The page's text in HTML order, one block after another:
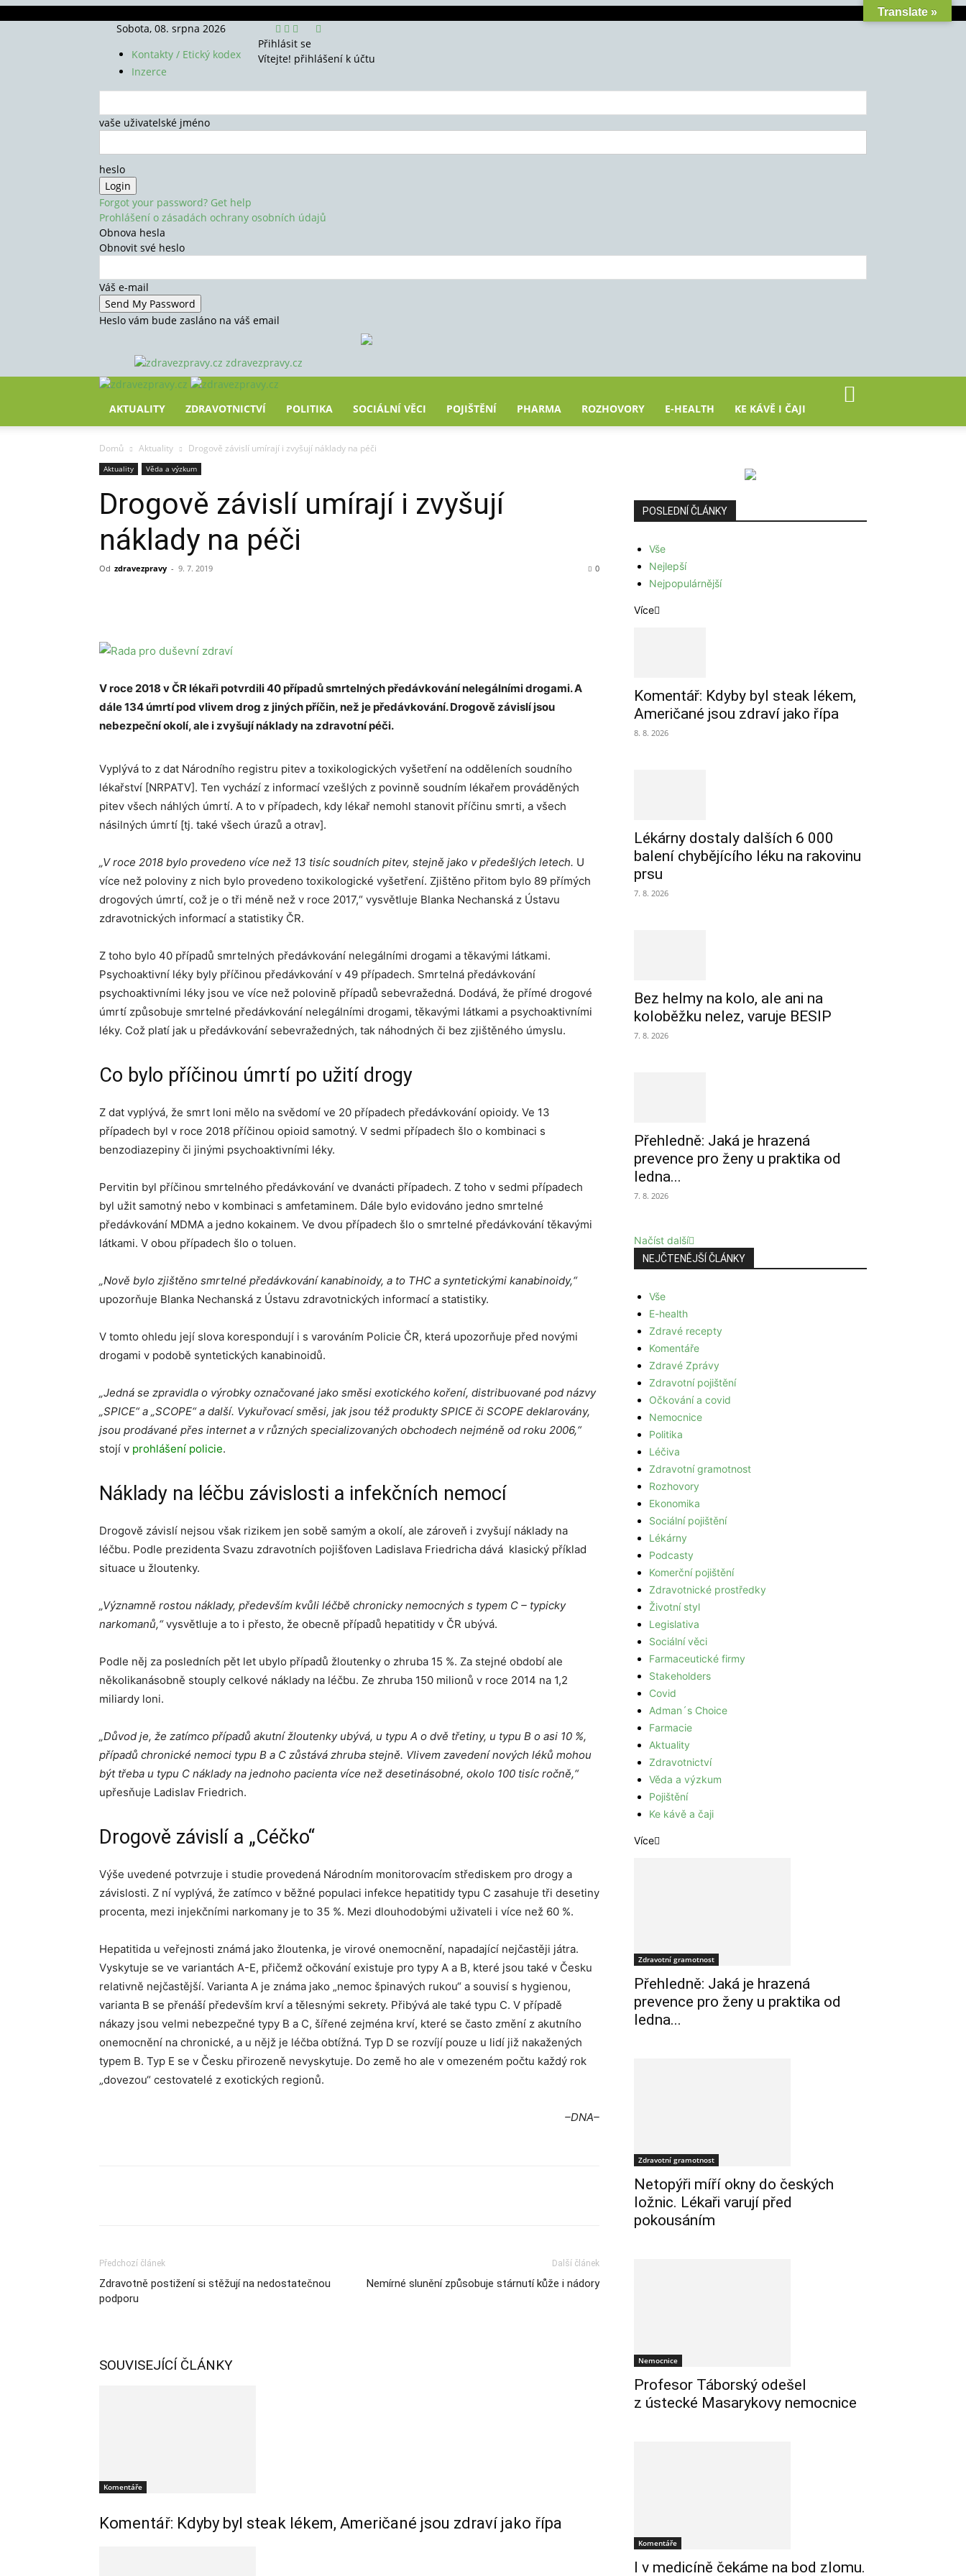
Sobota, 08. srpna 2026
Kontakty / Etický kodex
Inzerce
Přihlásit se
Vítejte! přihlášení k účtu
vaše uživatelské jméno
heslo
Forgot your password? Get help
Prohlášení o zásadách ochrany osobních údajů
Obnova hesla
Obnovit své heslo
Váš e-mail
Heslo vám bude zasláno na váš email
zdravezpravy.cz
AKTUALITY ZDRAVOTNICTVÍ POLITIKA SOCIÁLNÍ VĚCI POJIŠTĚNÍ PHARMA ROZHOVORY E-HEALTH KE KÁVĚ I ČAJI
Domů Aktuality Drogově závislí umírají i zvyšují náklady na péči
Aktuality Věda a výzkum
Drogově závislí umírají i zvyšují
náklady na péči
Od zdravezpravy - 9. 7. 2019 0
V roce 2018 v ČR lékaři potvrdili 40 případů smrtelných předávkování nelegálními drogami. A
dále 134 úmrtí pod vlivem drog z jiných příčin, než je předávkování. Drogově závislí jsou
nebezpeční okolí, ale i zvyšují náklady na zdravotní péči.
Vyplývá to z dat Národního registru pitev a toxikologických vyšetření na odděleních soudního
lékařství [NRPATV]. Ten vychází z informací vzešlých z povinně soudním lékařem prováděných
pitev všech náhlých úmrtí. A to v případech, kdy lékař nemohl stanovit příčinu smrti, a všech
násilných úmrtí [tj. také všech úrazů a otrav].
„V roce 2018 bylo provedeno více než 13 tisíc soudních pitev, stejně jako v předešlých letech. U
více než poloviny z nich bylo provedeno toxikologické vyšetření. Zjištěno přitom bylo 89 přímých
drogových úmrtí, což je o tři méně než v roce 2017,“ vysvětluje Blanka Nechanská z Ústavu
zdravotnických informací a statistiky ČR.
Z toho bylo 40 případů smrtelných předávkování nelegálními drogami a těkavými látkami.
Psychoaktivní léky byly příčinou předávkování v 49 případech. Smrtelná předávkování
psychoaktivními léky jsou ve více než polovině případů sebevražedná. Dodává, že přímé drogové
úmrtí způsobuje smrtelné předávkování nelegálními drogami, těkavými látkami a psychoaktivními
léky. Což platí jak u předávkování sebevražedných, tak náhodných či bez zjištěného úmyslu.
Co bylo příčinou úmrtí po užití drogy
Z dat vyplývá, že smrt loni mělo na svědomí ve 20 případech předávkování opioidy. Ve 13
případech byl v roce 2018 příčinou opioid samotný. V sedmi případech šlo o kombinaci s
benzodiazepiny či jinými psychoaktivními léky.
Pervitin byl příčinou smrtelného předávkování ve dvanácti případech. Z toho v sedmi případech
byl užit samotný nebo v kombinaci s amfetaminem. Dále bylo evidováno jedno smrtelné
předávkování MDMA a jedno kokainem. Ve dvou případech šlo o smrtelné předávkování těkavými
látkami. V obou případech šlo o toluen.
„Nově bylo zjištěno smrtelné předávkování kanabinoidy, a to THC a syntetickými kanabinoidy,“
upozorňuje Blanka Nechanská z Ústavu zdravotnických informací a statistiky.
V tomto ohledu její slova korespondují i s varováním Policie ČR, která upozorňuje před novými
drogami v podobě syntetických kanabinoidů.
„Jedná se zpravidla o výrobky označované jako směsi exotického koření, distribuované pod názvy
„SPICE“ a „SCOPE“ a další. Vykuřovací směsi, jak jsou též produkty SPICE či SCOPE deklarovány,
jsou prodávané přes internet a v různých specializovaných obchodech nejméně od roku 2006,“
stojí v prohlášení policie.
Náklady na léčbu závislosti a infekčních nemocí
Drogově závislí nejsou však rizikem jen sobě samým a okolí, ale zároveň i zvyšují náklady na
léčbu. Podle prezidenta Svazu zdravotních pojišťoven Ladislava Friedricha dává klasický příklad
situace u žloutenky.
„Významně rostou náklady, především kvůli léčbě chronicky nemocných s typem C – typicky
narkomanů,“vysvětluje a to i přesto, že obecně případů hepatitidy v ČR ubývá.
Podle něj za posledních pět let ubylo případů žloutenky o zhruba 15 %. Za stejné období ale
několikanásobně stouply celkové náklady na léčbu. Ze zhruba 150 milionů v roce 2014 na 1,2
miliardy loni.
„Důvod je, že zatímco případů akutní žloutenky ubývá, u typu A o dvě třetiny, u typu B o asi 10 %,
případů chronické nemoci typu B a C zůstává zhruba stejně. Vlivem zavedení nových léků mohou
být třeba u typu C náklady na jednoho pacienta více než desetinásobné, okolo 100 tisíc ročně,“
upřesňuje Ladislav Friedrich.
Drogově závislí a „Céčko“
Výše uvedené potvrzuje i studie provedená Národním monitorovacím střediskem pro drogy a
závislosti. Z ní vyplývá, že zatímco v běžné populaci infekce hepatitidy typu C zasahuje tři desetiny
procenta, mezi injekčními narkomany je to 35 %. Mezi dlouhodobými uživateli i více než 60 %.
Hepatitida u veřejnosti známá jako žloutenka, je virové onemocnění, napadající nejčastěji játra.
Vyskytuje se ve variantách A-E, přičemž očkování existuje pro typy A a B, které jsou také v Česku
relativně nejčastější. Varianta A je známa jako „nemoc špinavých rukou“ a souvisí s hygienou,
varianta B se přenáší především krví a tělesnými sekrety. Přibývá ale také typu C. V případě
nákazy jsou velmi nebezpečné typy B a C, šířené zejména krví, které se často změní z akutního
onemocnění na chronické, a u nějž je léčba obtížná. Typ D se rozvíjí pouze u lidí již nakažených
typem B. Typ E se v Česku přirozeně nevyskytuje. Do země ho ale v omezeném počtu každý rok
„dovezou“ cestovatelé z exotických regionů.
–DNA–
Předchozí článek
Zdravotně postižení si stěžují na nedostatečnou
podporu
Další článek
Nemírné slunění způsobuje stárnutí kůže i nádory
SOUVISEJÍCÍ ČLÁNKY
Komentáře
Komentář: Kdyby byl steak lékem, Američané jsou zdraví jako řípa
POSLEDNÍ ČLÁNKY
Vše
Nejlepší
Nejpopulárnější
Více
Komentář: Kdyby byl steak lékem,
Američané jsou zdraví jako řípa
8. 8. 2026
Lékárny dostaly dalších 6 000
balení chybějícího léku na rakovinu
prsu
7. 8. 2026
Bez helmy na kolo, ale ani na
koloběžku nelez, varuje BESIP
7. 8. 2026
Přehledně: Jaká je hrazená
prevence pro ženy u praktika od
ledna...
7. 8. 2026
Načíst další
NEJČTENĚJŠÍ ČLÁNKY
Vše
E-health
Zdravé recepty
Komentáře
Zdravé Zprávy
Zdravotní pojištění
Očkování a covid
Nemocnice
Politika
Léčiva
Zdravotní gramotnost
Rozhovory
Ekonomika
Sociální pojištění
Lékárny
Podcasty
Komerční pojištění
Zdravotnické prostředky
Životní styl
Legislativa
Sociální věci
Farmaceutické firmy
Stakeholders
Covid
Adman´s Choice
Farmacie
Aktuality
Zdravotnictví
Věda a výzkum
Pojištění
Ke kávě a čaji
Více
Zdravotní gramotnost
Přehledně: Jaká je hrazená
prevence pro ženy u praktika od
ledna...
Zdravotní gramotnost
Netopýři míří okny do českých
ložnic. Lékaři varují před
pokousáním
Nemocnice
Profesor Táborský odešel
z ústecké Masarykovy nemocnice
Komentáře
I v medicíně čekáme na bod zlomu.
Translate »